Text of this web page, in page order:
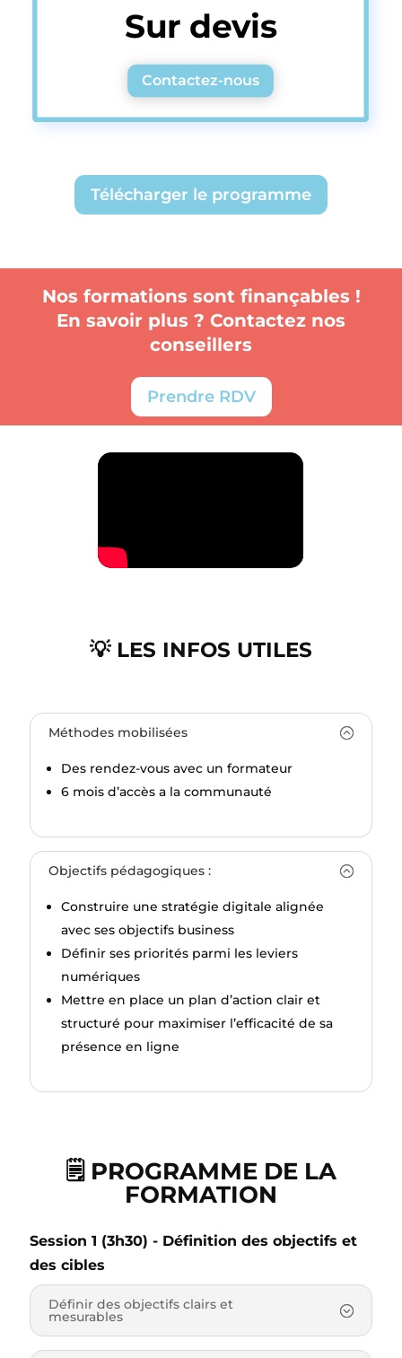
Sur devis
Contactez-nous
Télécharger le programme
Nos formations sont finançables !
En savoir plus ? Contactez nos
conseillers
Prendre RDV
💡 LES INFOS UTILES
Méthodes mobilisées
Des rendez-vous avec un formateur
6 mois d’accès a la communauté
Objectifs pédagogiques :
Construire une stratégie digitale alignée
avec ses objectifs business
Définir ses priorités parmi les leviers
numériques
Mettre en place un plan d’action clair et
structuré pour maximiser l’efficacité de sa
présence en ligne
🗒️ PROGRAMME DE LA
FORMATION
Session 1 (3h30) - Définition des objectifs et
des cibles
Définir des objectifs clairs et
mesurables